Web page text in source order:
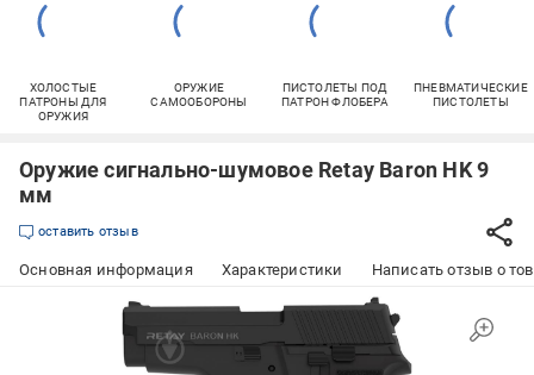
ХОЛОСТЫЕ
ПАТРОНЫ ДЛЯ
ОРУЖИЯ
ОРУЖИЕ
САМООБОРОНЫ
ПИСТОЛЕТЫ ПОД
ПАТРОН ФЛОБЕРА
ПНЕВМАТИЧЕСКИЕ
ПИСТОЛЕТЫ
Оружие сигнально-шумовое Retay Baron HK 9
мм
оставить отзыв
Основная информация Характеристики Написать отзыв о